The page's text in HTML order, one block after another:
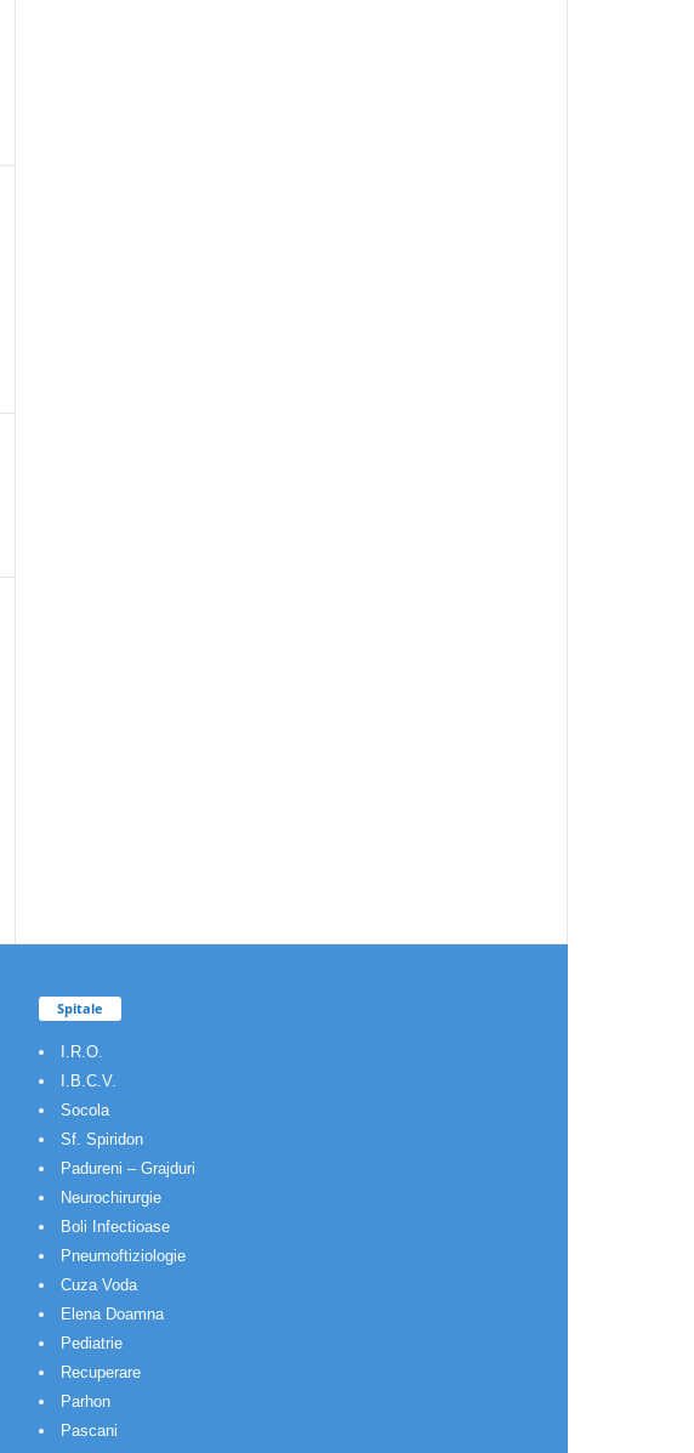
Spitale
I.R.O.
I.B.C.V.
Socola
Sf. Spiridon
Padureni – Grajduri
Neurochirurgie
Boli Infectioase
Pneumoftiziologie
Cuza Voda
Elena Doamna
Pediatrie
Recuperare
Parhon
Pascani